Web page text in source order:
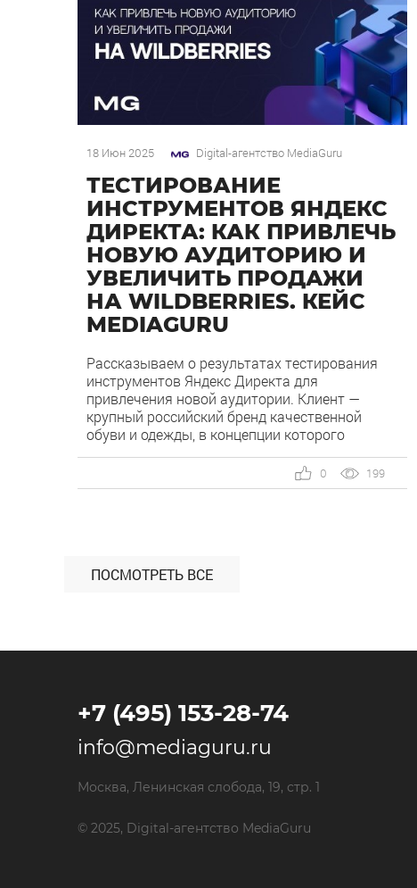
18 Июн 2025 Digital-агентство MediaGuru
ТЕСТИРОВАНИЕ
ИНСТРУМЕНТОВ ЯНДЕКС
ДИРЕКТА: КАК ПРИВЛЕЧЬ
НОВУЮ АУДИТОРИЮ И
УВЕЛИЧИТЬ ПРОДАЖИ
НА WILDBERRIES. КЕЙС
MEDIAGURU
Рассказываем о результатах тестирования
инструментов Яндекс Директа для
привлечения новой аудитории. Клиент —
крупный российский бренд качественной
обуви и одежды, в концепции которого
заложены эко-дизайн и натуральные
материалы. Нашей целью было увеличение
продаж на Wildberries (WB) за счет
199
0
ПОСМОТРЕТЬ ВСЕ
+7 (495) 153-28-74
info@mediaguru.ru
Москва, Ленинская слобода, 19, стр. 1
© 2025, Digital-агентство MediaGuru